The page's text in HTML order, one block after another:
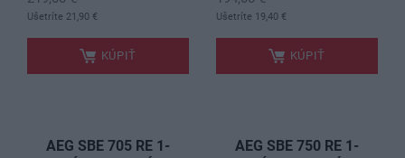
Ušetríte 21,90 €
KÚPIŤ
Ušetríte 19,40 €
KÚPIŤ
AEG SBE 705 RE 1-
AEG SBE 750 RE 1-